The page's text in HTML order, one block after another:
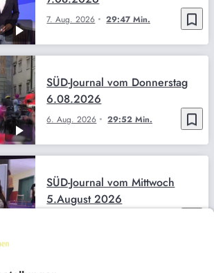
bookmark_border
7. Aug. 2026 29:47 Min.
bookmark_border
6. Aug. 2026 29:52 Min.
SÜD-Journal vom Donnerstag
6.08.2026
SÜD-Journal vom Mittwoch
5.August 2026